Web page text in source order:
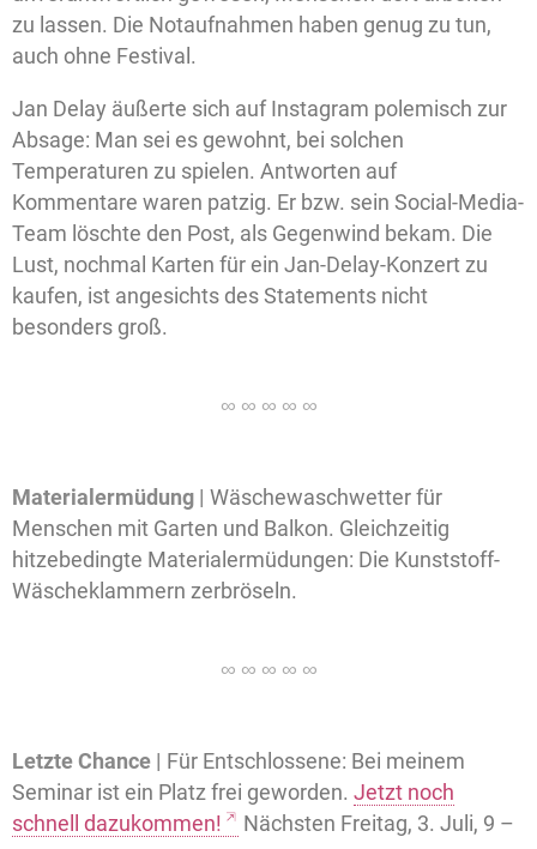
zu lassen. Die Notaufnahmen haben genug zu tun,
auch ohne Festival.
Jan Delay äußerte sich auf Instagram polemisch zur
Absage: Man sei es gewohnt, bei solchen
Temperaturen zu spielen. Antworten auf
Kommentare waren patzig. Er bzw. sein Social-Media-
Team löschte den Post, als Gegenwind bekam. Die
Lust, nochmal Karten für ein Jan-Delay-Konzert zu
kaufen, ist angesichts des Statements nicht
besonders groß.
Materialermüdung | Wäschewaschwetter für
Menschen mit Garten und Balkon. Gleichzeitig
hitzebedingte Materialermüdungen: Die Kunststoff-
Wäscheklammern zerbröseln.
Letzte Chance | Für Entschlossene: Bei meinem
Seminar ist ein Platz frei geworden. Jetzt noch
schnell dazukommen!
Nächsten Freitag, 3. Juli, 9 –